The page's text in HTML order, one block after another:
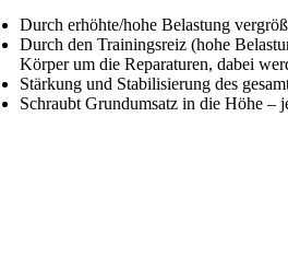
Durch erhöhte/hohe Belastung
Durch den Trainingsreiz (hohe
Körper um die Reparaturen, dabei
Stärkung und Stabilisierung des
Schraubt Grundumsatz in die Höhe –